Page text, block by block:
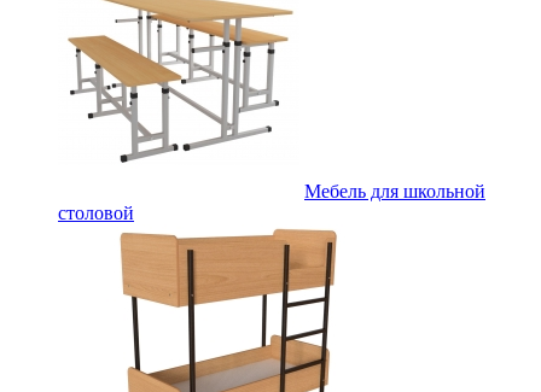
Мебель для школьной
столовой